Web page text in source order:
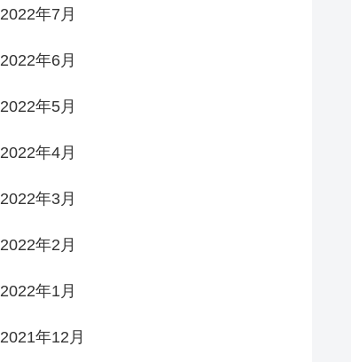
2022年7月
2022年6月
2022年5月
2022年4月
2022年3月
2022年2月
2022年1月
2021年12月